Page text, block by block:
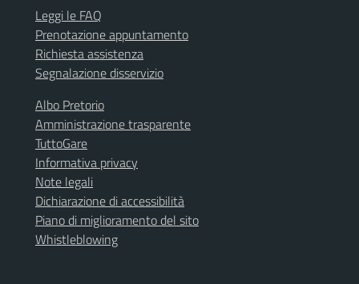
Leggi le FAQ
Prenotazione appuntamento
Richiesta assistenza
Segnalazione disservizio
Albo Pretorio
Amministrazione trasparente
TuttoGare
Informativa privacy
Note legali
Dichiarazione di accessibilità
Piano di miglioramento del sito
Whistleblowing